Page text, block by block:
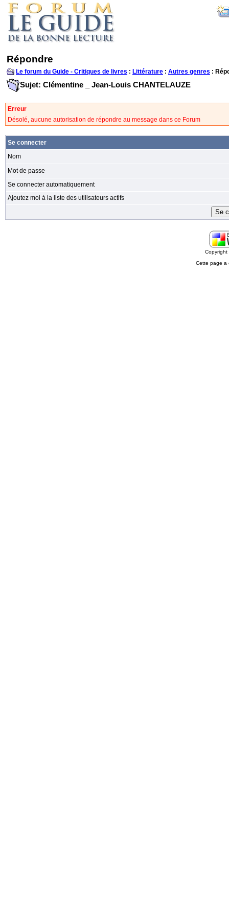
Répondre
Le forum du Guide - Critiques de livres : Littérature : Autres genres :
Sujet: Clémentine _ Jean-Louis CHANTELAUZE
Erreur
Désolé, aucune autorisation de répondre au message dans ce Forum
Se connecter
Nom
Mot de passe
Se connecter automatiquement
Ajoutez moi à la liste des utilisateurs actifs
Cette page a